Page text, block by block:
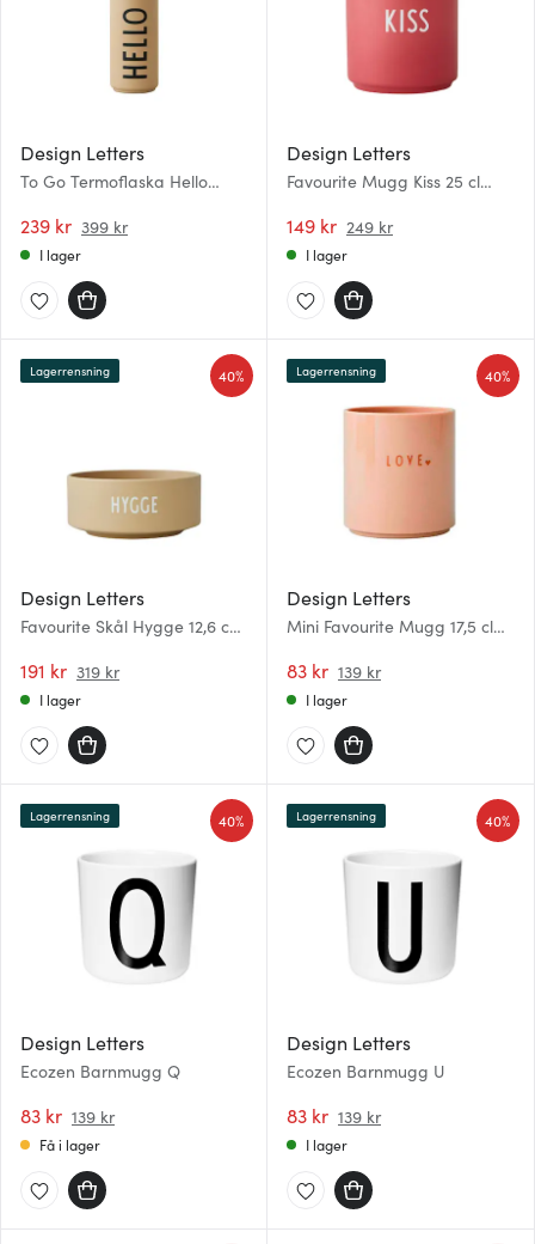
Design Letters
To Go Termoflaska Hello
239 kr 399 kr
I lager
Design Letters
Favourite Mugg Kiss 25 cl
149 kr 249 kr
I lager
Design Letters
Favourite Skål Hygge 12,6 cm
191 kr 319 kr
40%
Lagerrensning
I lager
Design Letters
Mini Favourite Mugg 17,5 cl
83 kr 139 kr
40%
Lagerrensning
I lager
Design Letters
Ecozen Barnmugg Q
83 kr 139 kr
40%
Lagerrensning
Få i lager
Design Letters
Ecozen Barnmugg U
83 kr 139 kr
40%
Lagerrensning
I lager